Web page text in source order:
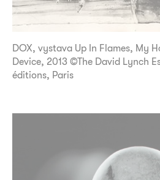
DOX, vystava Up In Flames, My
Device, 2013 ©The David Lynch
éditions, Paris